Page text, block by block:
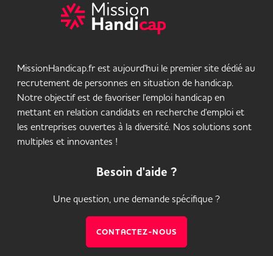
MissionHandicap.fr est aujourd'hui le premier site dédié au
recrutement de personnes en situation de handicap.
Notre objectif est de favoriser l'emploi handicap en
mettant en relation candidats en recherche d'emploi et
les entreprises ouvertes à la diversité. Nos solutions sont
multiples et innovantes !
Besoin d'aide ?
Une question, une demande spécifique ?
CONTACTEZ-NOUS